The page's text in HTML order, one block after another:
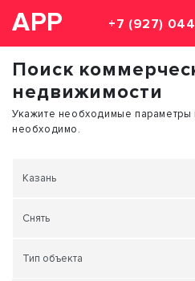
АРР +7 (927)
Поиск
недвижимости
Укажите необходимые параметры
необходимо.
Казань
Снять
Тип объекта